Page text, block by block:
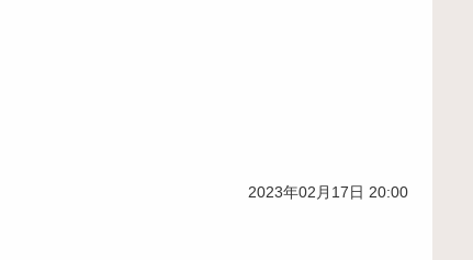
2023年02月17日 20:00